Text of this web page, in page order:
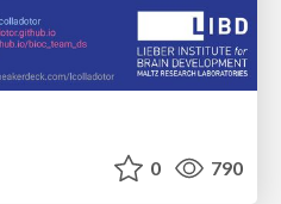
0 790